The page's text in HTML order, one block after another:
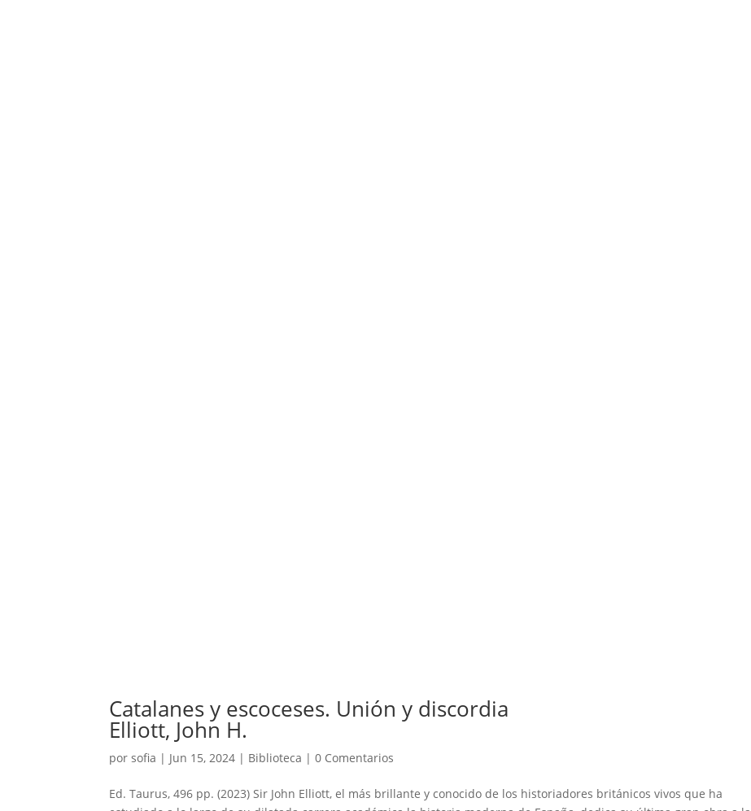
Catalanes y escoceses. Unión y discordia
Elliott, John H.
porsofia | Jun 15, 2024 | Biblioteca |0 Comentarios
Ed. Taurus, 496 pp. (2023) Sir John Elliott, el más brillante y conocido de los historiadores británicos vivos que ha